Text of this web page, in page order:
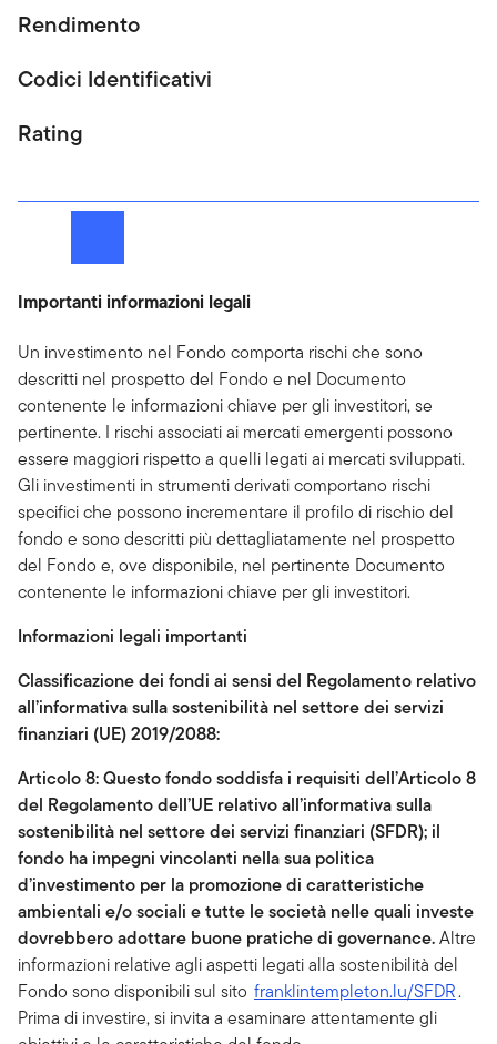
Rendimento
Codici Identificativi
Rating
Importanti informazioni legali
Un investimento nel Fondo comporta rischi che sono
descritti nel prospetto del Fondo e nel Documento
contenente le informazioni chiave per gli investitori, se
pertinente. I rischi associati ai mercati emergenti possono
essere maggiori rispetto a quelli legati ai mercati sviluppati.
Gli investimenti in strumenti derivati comportano rischi
specifici che possono incrementare il profilo di rischio del
fondo e sono descritti più dettagliatamente nel prospetto
del Fondo e, ove disponibile, nel pertinente Documento
contenente le informazioni chiave per gli investitori.
Informazioni legali importanti
Classificazione dei fondi ai sensi del Regolamento relativo
all’informativa sulla sostenibilità nel settore dei servizi
finanziari (UE) 2019/2088:
Articolo 8: Questo fondosoddisfa i requisiti dell’Articolo 8
del Regolamentodell’UE relativo all’informativa sulla
sostenibilità nel settore dei servizi finanziari (SFDR); il
fondo ha impegni vincolanti nella sua politica
d’investimento per la promozione di caratteristiche
ambientali e/o sociali e tutte le società nelle quali investe
dovrebbero adottare buone pratiche di governance.Altre
informazioni relative agli aspetti legati alla sostenibilità del
Fondo sono disponibili sul sito franklintempleton.lu/SFDR.
Prima di investire, si invita a esaminare attentamente gli